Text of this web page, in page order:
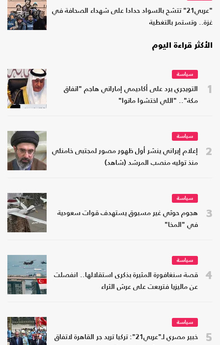
"عربي21" تتشح بالسواد حدادا على شهداء الصحافة في
غزة.. وتستمر بالتغطية
الأكثر قراءة اليوم
1
سياسة
التويجري يرد على أكاديمي إماراتي هاجم "اتفاق
مكة".. "اللي اختشوا ماتوا"
2
سياسة
إعلام إيراني ينشر أول ظهور مصور لمجتبى خامنئي
منذ توليه منصب المرشد (شاهد)
3
سياسة
هجوم حوثي غير مسبوق يستهدف قوات سعودية
في "المخا"
4
سياسة
قصة سنغافورة المثيرة بذكرى استقلالها.. انفصلت
عن ماليزيا فتربعت على عرش الثراء
5
سياسة
خبير مصري لـ"عربي21": تركيا تريد جر القاهرة لاتفاق